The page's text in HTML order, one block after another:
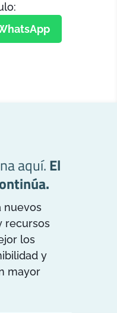
aquí.El
nuevos
recursos
los
y
mayor